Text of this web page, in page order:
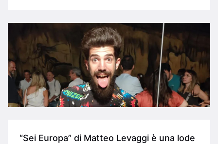
“Sei Europa” di Matteo Levaggi è una lode